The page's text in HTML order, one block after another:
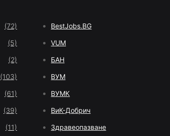
(72)
(5)
(2)
(103)
(61)
(39)
(11)
BestJobs.BG
VUM
БАН
ВУМ
ВУМК
ВиК-Добрич
Здравеопазване